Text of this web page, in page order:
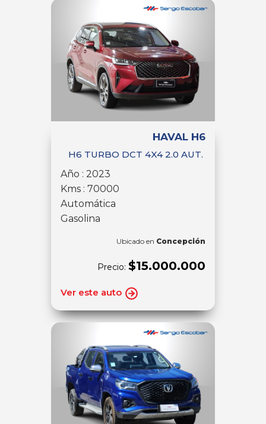
HAVAL H6
H6 TURBO DCT 4X4 2.0 AUT.
Año : 2023
Kms : 70000
Automática
Gasolina
Ubicado en Concepción
Precio: $15.000.000
Ver este auto